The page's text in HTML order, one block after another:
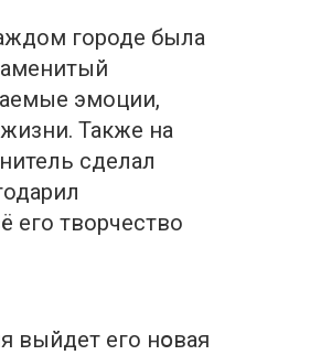
городе была
эмоции,
Также на
сделал
его творчество
выйдет его нօвая